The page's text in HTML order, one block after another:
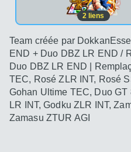
2 liens
Team créée par
END + Duo DBZ LR END /
Duo DBZ LR END |
TEC, Rosé ZLR INT, Rosé
Gohan Ultime TEC, Duo
LR INT, Godku ZLR INT,
Zamasu ZTUR AGI